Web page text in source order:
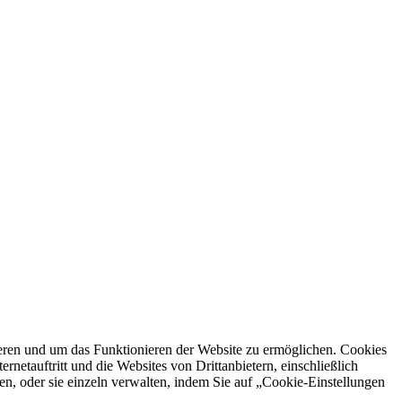
und um das Funktionieren der Website zu ermöglichen. Cookies
und die Websites von Drittanbietern, einschließlich
oder sie einzeln verwalten, indem Sie auf „Cookie-Einstellungen